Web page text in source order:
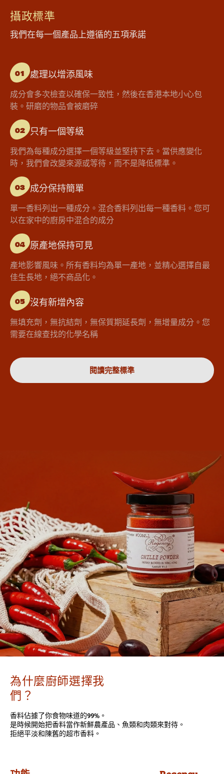
攝政標準
我們在每一個產品上遵循的五項承諾
01 處理以增添風味
成分會多次檢查以確保一致性，然後在香港本地小心包
裝。研磨的物品會被磨碎
02 只有一個等級
我們為每種成分選擇一個等級並堅持下去。當供應變化
時，我們會改變來源或等待，而不是降低標準。
03 成分保持簡單
單一香料列出一種成分。混合香料列出每一種香料。您可
以在家中的廚房中混合的成分
04 原產地保持可見
產地影響風味。所有香料均為單一產地，並精心選擇自最
佳生長地，絕不商品化。
05 沒有新增內容
無填充劑，無抗結劑，無保質期延長劑，無增量成分。您
需要在線查找的化學名稱
閱讀完整標準
為什麼廚師選擇我
們？
香料佔據了你食物味道的99%。
是時候開始把香料當作新鮮農產品、魚類和肉類來對待。
拒絕平淡和陳舊的超市香料。